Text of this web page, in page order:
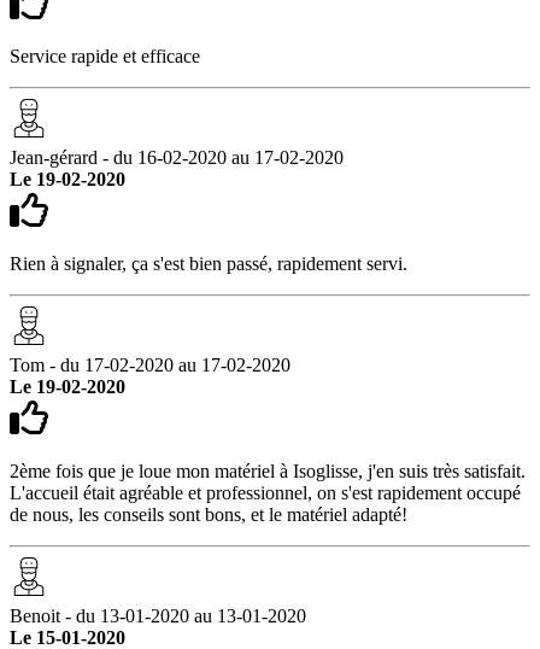
Service rapide et efficace
Jean-gérard - du 16-02-2020 au 17-02-2020
Le 19-02-2020
Rien à signaler, ça s'est bien passé, rapidement servi.
Tom - du 17-02-2020 au 17-02-2020
Le 19-02-2020
2ème fois que je loue mon matériel à Isoglisse, j'en suis très satisfait.
L'accueil était agréable et professionnel, on s'est rapidement occupé
de nous, les conseils sont bons, et le matériel adapté!
Benoit - du 13-01-2020 au 13-01-2020
Le 15-01-2020